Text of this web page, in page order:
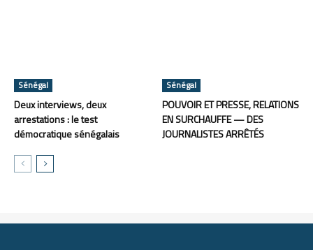
Sénégal
Deux interviews, deux
arrestations : le test
démocratique sénégalais
Sénégal
POUVOIR ET PRESSE, RELATIONS
EN SURCHAUFFE — DES
JOURNALISTES ARRÊTÉS